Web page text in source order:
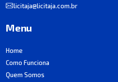
licitaja@licitaja.com.br
Menu
Home
Como Funciona
Quem Somos